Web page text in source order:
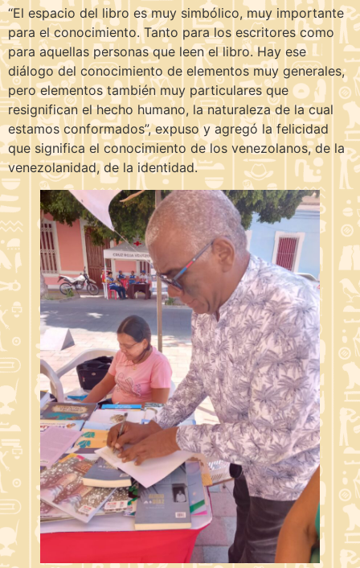
“El espacio del libro es muy simbólico, muy importante
para el conocimiento. Tanto para los escritores como
para aquellas personas que leen el libro. Hay ese
diálogo del conocimiento de elementos muy generales,
pero elementos también muy particulares que
resignifican el hecho humano, la naturaleza de la cual
estamos conformados”, expuso y agregó la felicidad
que significa el conocimiento de los venezolanos, de la
venezolanidad, de la identidad.